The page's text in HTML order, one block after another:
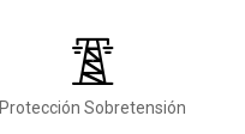
Protección Sobretensión